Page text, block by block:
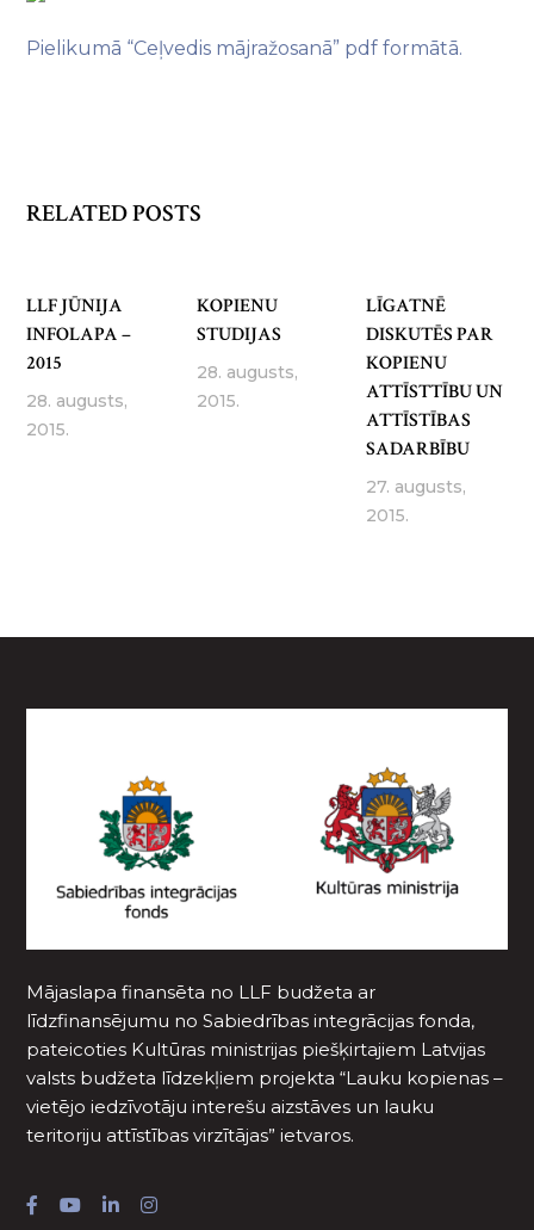
Pielikumā “Ceļvedis mājražosanā” pdf formātā.
RELATED POSTS
LLF JŪNIJA
INFOLAPA –
2015
28. augusts,
2015.
KOPIENU
STUDIJAS
28. augusts,
2015.
LĪGATNĒ
DISKUTĒS PAR
KOPIENU
ATTĪSTTĪBU UN
ATTĪSTĪBAS
SADARBĪBU
27. augusts,
2015.
Mājaslapa finansēta no LLF budžeta ar
līdzfinansējumu no Sabiedrības integrācijas fonda,
pateicoties Kultūras ministrijas piešķirtajiem Latvijas
valsts budžeta līdzekļiem projekta “Lauku kopienas –
vietējo iedzīvotāju interešu aizstāves un lauku
teritoriju attīstības virzītājas” ietvaros.